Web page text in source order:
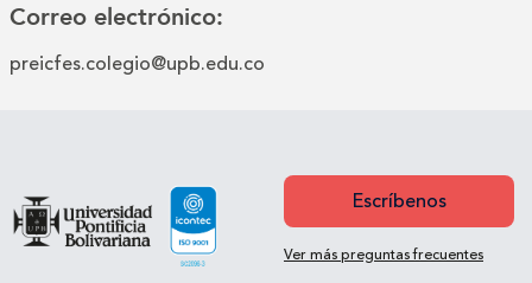
Correo electrónico:
preicfes.colegio@upb.edu.co
Escríbenos
Ver más preguntas frecuentes